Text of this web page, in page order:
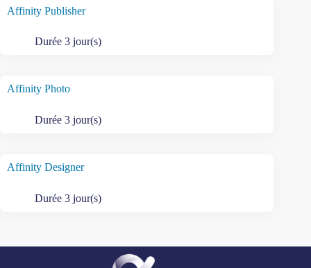
Affinity Publisher
Durée 3 jour(s)
Affinity Photo
Durée 3 jour(s)
Affinity Designer
Durée 3 jour(s)